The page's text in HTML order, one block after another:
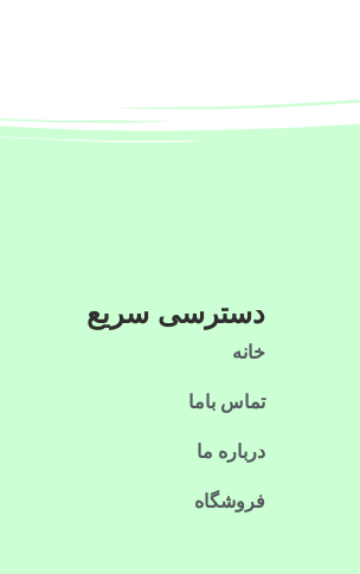
دسترسی سریع
خانه
تماس باما
درباره ما
فروشگاه